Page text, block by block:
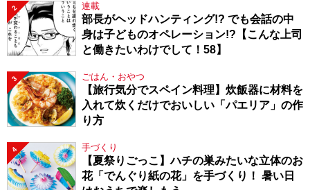
2 連載
部長がヘッドハンティング!? でも会話の中
身は子どものオペレーション!?【こんな上司
と働きたいわけでして！58】
3 ごはん・おやつ
【旅行気分でスペイン料理】炊飯器に材料を
入れて炊くだけでおいしい「パエリア」の作
り方
4 手づくり
【夏祭りごっこ】ハチの巣みたいな立体のお
花「でんぐり紙の花」を手づくり！ 暑い日